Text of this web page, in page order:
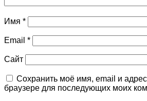
Имя *
Email *
Сайт
Сохранить моё имя, email и
браузере для последующих моих